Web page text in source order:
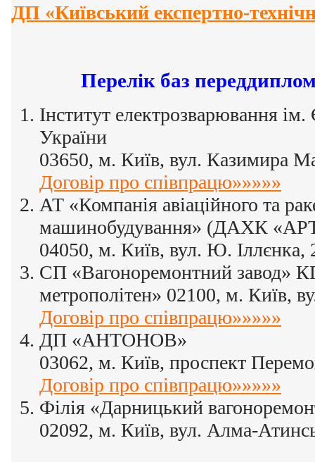
ДП «Київський експертно-
Перелік баз
Інститут електрозварювання
України
03650, м. Київ, вул. Казимира
Договір про співпрацю»»»»»
АТ «Компанія авіаційного та
машинобудування» (ДАХК
04050, м. Київ, вул. Ю. Іллєнка,
СП «Вагоноремонтний завод»
метрополітен» 02100, м. Київ,
Договір про співпрацю»»»»»
ДП «АНТОНОВ»
03062, м. Київ, проспект
Договір про співпрацю»»»»»
Філія «Дарницький
02092, м. Київ, вул. Алма-